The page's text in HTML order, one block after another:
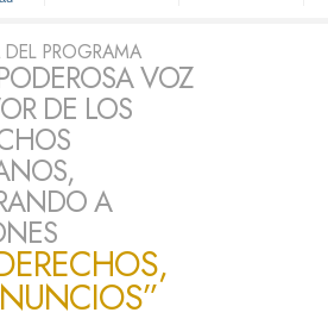
PROGRAMA
VOZ
DE LOS
A